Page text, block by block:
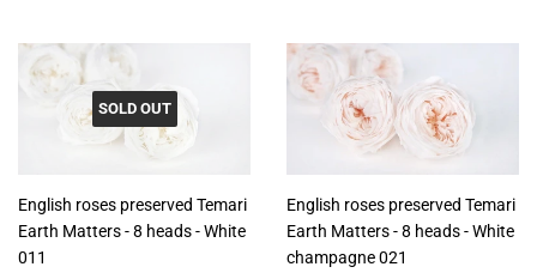
MwSt
(VAT/IVA
excl.)
MwSt
(VAT/IVA
excl.)
SOLD OUT
English roses preserved Temari
Earth Matters - 8 heads - White
011
English roses preserved Temari
Earth Matters - 8 heads - White
champagne 021